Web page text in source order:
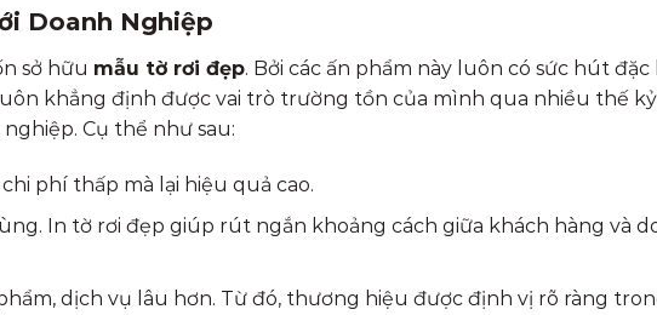
Doanh Nghiệp
sở hữu mẫu tờ rơi đẹp. Bởi các ấn phẩm này luôn có sức hút đặc
khẳng định được vai trò trường tồn của mình qua nhiều thế
Cụ thể như sau:
phí thấp mà lại hiệu quả cao.
In tờ rơi đẹp giúp rút ngắn khoảng cách giữa khách hàng và
dịch vụ lâu hơn. Từ đó, thương hiệu được định vị rõ ràng